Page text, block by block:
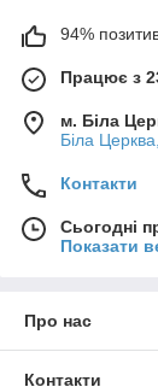
94%
Працює з
м. Біла
Біла
Контакти
Сьогодні
Показати
Про нас
Контакти